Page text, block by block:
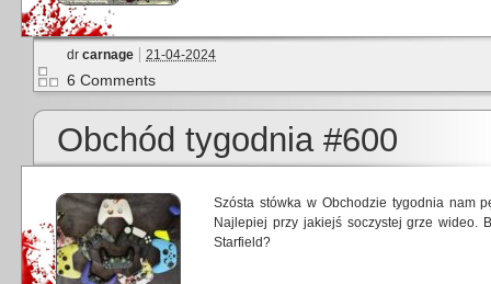
dr carnage 21-04-2024
6 Comments
Obchód tygodnia #600
Szósta stówka w Obchodzie tygodnia nam
Najlepiej przy jakiejś soczystej grze wideo.
Starfield?